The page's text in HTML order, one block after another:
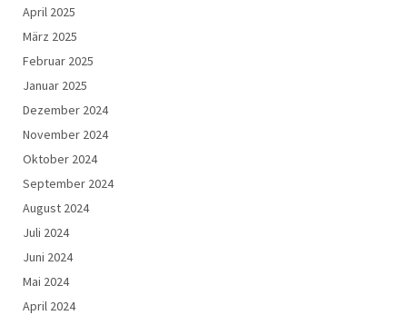
April 2025
März 2025
Februar 2025
Januar 2025
Dezember 2024
November 2024
Oktober 2024
September 2024
August 2024
Juli 2024
Juni 2024
Mai 2024
April 2024